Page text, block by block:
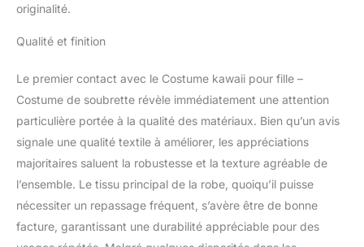
fourrure et chaussettes
un cosplay parfait pour
un cosplay sexy de
soubrette fringante.
originalité.
Qualité et finition
Le premier contact avec le Costume kawaii pour fille –
Costume de soubrette révèle immédiatement une attention
particulière portée à la qualité des matériaux. Bien qu’un avis
signale une qualité textile à améliorer, les appréciations
majoritaires saluent la robustesse et la texture agréable de
l’ensemble. Le tissu principal de la robe, quoiqu’il puisse
nécessiter un repassage fréquent, s’avère être de bonne
facture, garantissant une durabilité appréciable pour des